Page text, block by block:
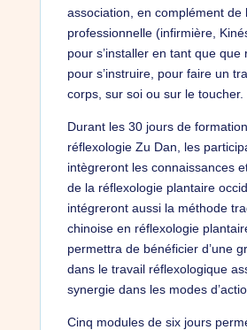
association, en complément de
professionnelle (infirmière,
pour s’installer en tant que que
pour s’instruire, pour faire un
corps, sur soi ou sur le toucher.
Durant les 30 jours de
réflexologie Zu Dan, les
intègreront les connaissances
de la réflexologie plantaire
intégreront aussi la méthode
chinoise en réflexologie
permettra de bénéficier d’une
dans le travail réflexologique
synergie dans les modes
Cinq modules de six jours